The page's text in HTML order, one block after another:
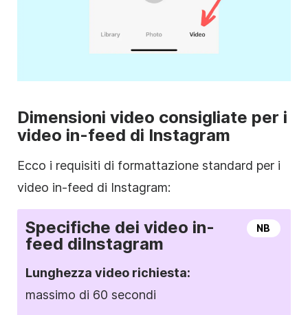
Dimensioni video consigliate per i
video in-feed di Instagram
Ecco i requisiti di formattazione standard per i
video in-feed di Instagram:
NB
Specifiche dei video in-
feed diInstagram
Lunghezza video richiesta:
massimo di 60 secondi